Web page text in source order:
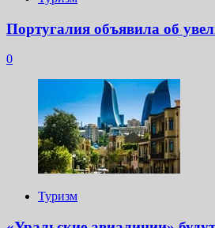
Португалия объявила об
0
Туризм